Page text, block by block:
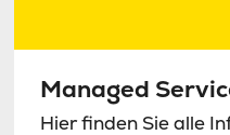
Managed
Hier finden Sie alle